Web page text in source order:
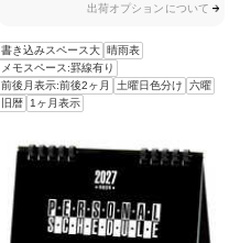
出荷オプションについて
書き込みスペース大 晴雨表
メモスペース:罫線有り
前後月表示:前後2ヶ月
土曜日色分け
六曜
旧暦
1ヶ月表示